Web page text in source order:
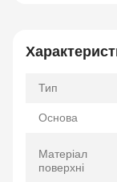
Тип
Основа
Матеріал
поверхні